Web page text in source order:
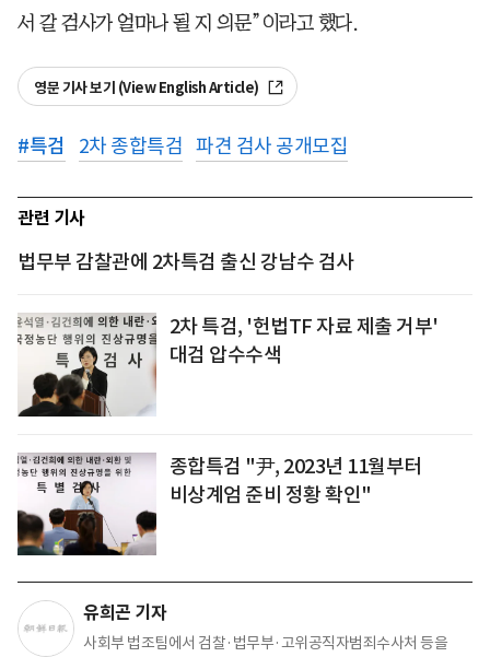
서 갈 검사가 얼마나 될 지 의문”이라고 했다.
영문 기사 보기 (View English Article)
#특검 2차 종합특검 파견 검사 공개모집
관련 기사
법무부 감찰관에 2차특검 출신 강남수 검사
2차 특검, '헌법TF 자료 제출 거부'
대검 압수수색
종합특검 "尹, 2023년 11월부터
비상계엄 준비 정황 확인"
유희곤 기자
사회부 법조팀에서 검찰·법무부·고위공직자범죄수사처 등을